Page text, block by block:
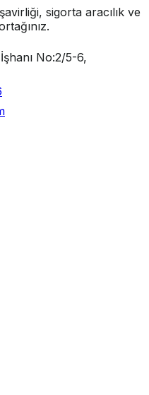
sigorta aracılık ve
No:2/5-6,